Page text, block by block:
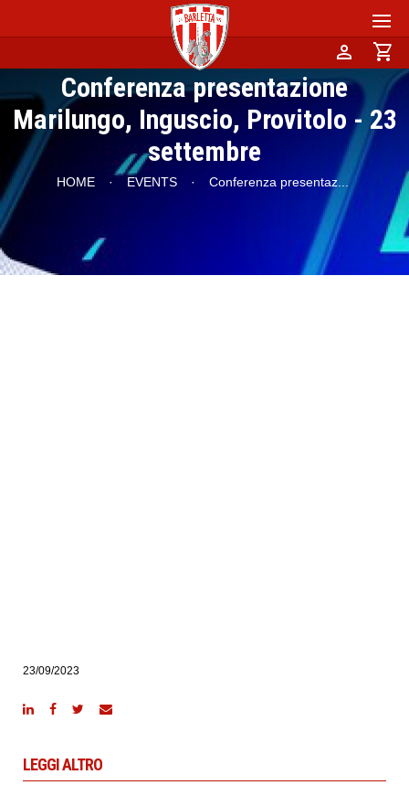
person shopping_cart
Conferenza presentazione
Marilungo, Inguscio, Provitolo - 23
settembre
HOME · EVENTS · Conferenza presentaz...
23/09/2023
LEGGI ALTRO